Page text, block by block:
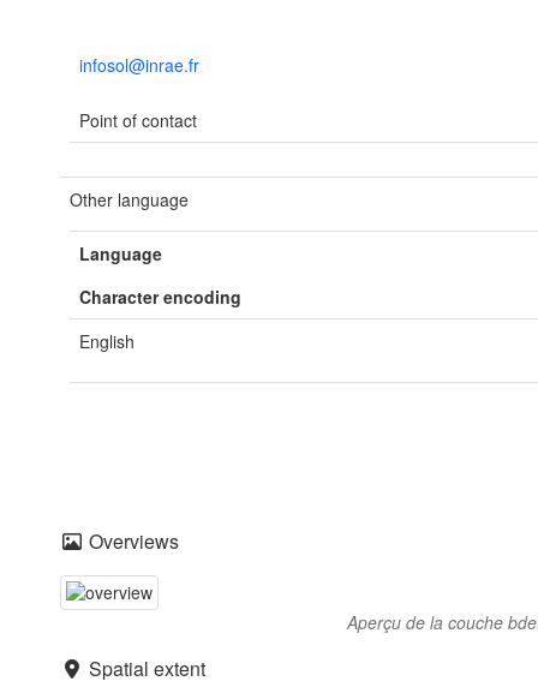
infosol@inrae.fr
Point of contact
Other language
Language
Character encoding
English
Overviews
Aperçu de la couche
Spatial extent